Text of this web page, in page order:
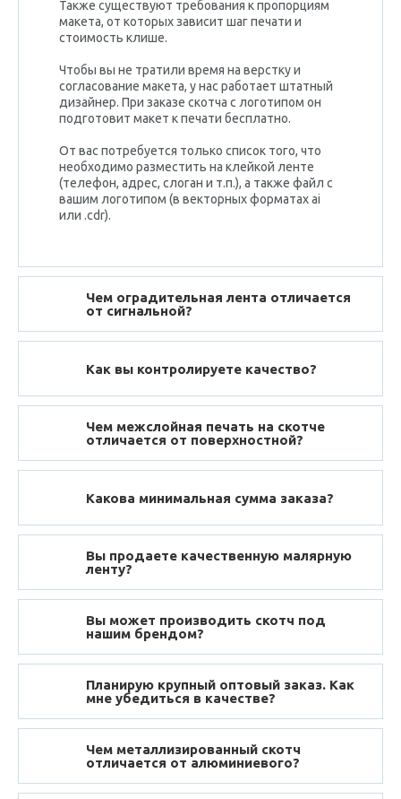
Также существуют требования к пропорциям
макета, от которых зависит шаг печати и
стоимость клише.
Чтобы вы не тратили время на верстку и
согласование макета, у нас работает штатный
дизайнер. При заказе скотча с логотипом он
подготовит макет к печати бесплатно.
От вас потребуется только список того, что
необходимо разместить на клейкой ленте
(телефон, адрес, слоган и т.п.), а также файл с
вашим логотипом (в векторных форматах ai
или .cdr).
Чем оградительная лента отличается
от сигнальной?
Как вы контролируете качество?
Чем межслойная печать на скотче
отличается от поверхностной?
Какова минимальная сумма заказа?
Вы продаете качественную малярную
ленту?
Вы может производить скотч под
нашим брендом?
Планирую крупный оптовый заказ. Как
мне убедиться в качестве?
Чем металлизированный скотч
отличается от алюминиевого?